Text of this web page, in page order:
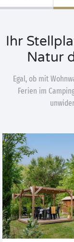
Ihr
Natur
Egal, ob mit
Ferien im